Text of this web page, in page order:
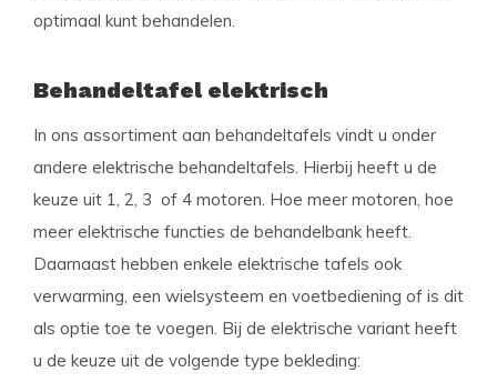
optimaal kunt behandelen.
Behandeltafel elektrisch
In ons assortiment aan behandeltafels vindt u onder
andere elektrische behandeltafels. Hierbij heeft u de
keuze uit 1, 2, 3 of 4 motoren. Hoe meer motoren, hoe
meer elektrische functies de behandelbank heeft.
Daarnaast hebben enkele elektrische tafels ook
verwarming, een wielsysteem en voetbediening of is dit
als optie toe te voegen. Bij de elektrische variant heeft
u de keuze uit de volgende type bekleding: